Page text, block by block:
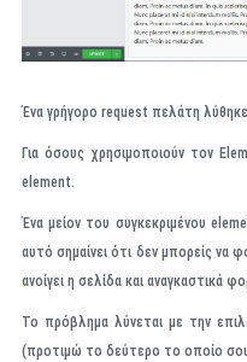
Ένα γρήγορο request πελάτη
Για όσους χρησιμοποιούν τον
element.
Ένα μείον του συγκεκριμένου
αυτό σημαίνει ότι δεν μπορείς να
ανοίγει η σελίδα και αναγκαστικά
Το πρόβλημα λύνεται με την
(προτιμώ το δεύτερο το οποίο σου